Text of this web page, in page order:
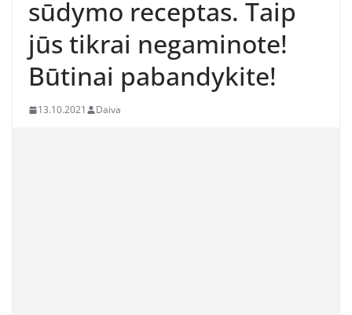
sūdymo receptas. Taip
jūs tikrai negaminote!
Būtinai pabandykite!
13.10.2021 Daiva